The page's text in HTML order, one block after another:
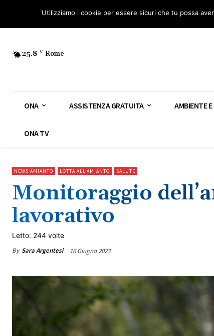
Osservatorio Nazionale Amianto: aderisci Diventa Guardia Nazionale
25.8 C Rome
ONA ASSISTENZA GRATUITA AMBIENTE
ONA TV
NEWS AMIANTO LOTTA ALL'AMIANTO SALUTE
Monitoraggio
lavorativo
Letto: 244 volte
By Sara Argentesi 16 Giugno 2023
Utilizziamo i cookie per essere sicuri che tu possa